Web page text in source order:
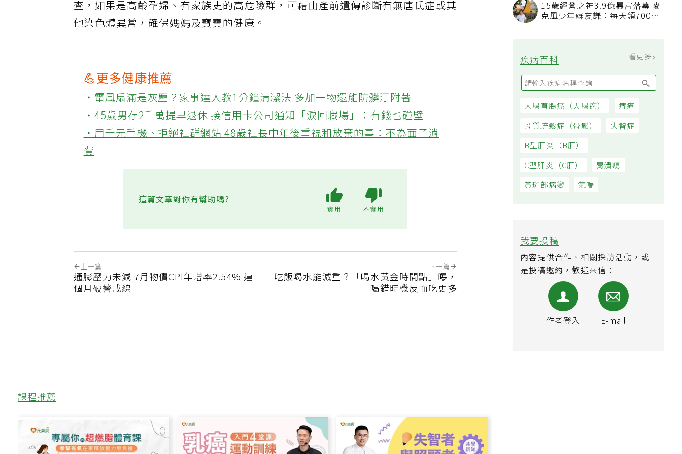
15歲經營之神3.9億暴富落幕 麥
克風少年蘇友謙：每天領700元
疾病百科 看更多
大腸直腸癌（大腸癌）
痔瘡
骨質疏鬆症（骨鬆）
失智症
B型肝炎（B肝）
C型肝炎（C肝）
胃潰瘍
黃斑部病變
我要投稿
內容提供合作、相關採訪活動，或
查，如果是高齡孕婦、有家族史的高危險群，可藉由產前遺傳診斷有無唐氏症或其
他染色體異常，確保媽媽及寶寶的健康。
💪更多健康推薦
‧電風扇滿是灰塵？家事達人教1分鐘清潔法 多加一物還能防髒汙附著
‧45歲男存2千萬提早退休 接信用卡公司通知「淚回職場」：有錢也碰壁
‧用千元手機、拒絕社群網站 48歲社長中年後重視和放棄的事：不為面子消
費
這篇文章對你有幫助嗎?
上一篇
通膨壓力未減 7月物價CPI年增率2.54% 連三
個月破警戒線
下一篇
吃飯喝水能減重？「喝水黃金時間點」曝，
喝錯時機反而吃更多
課程推薦